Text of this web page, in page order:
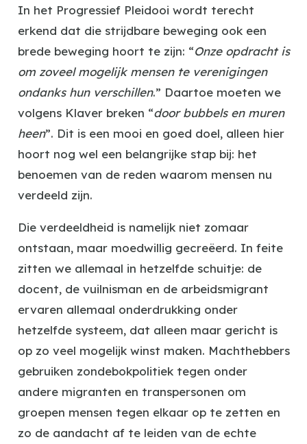
In het Progressief Pleidooi wordt terecht
erkend dat die strijdbare beweging ook een
brede beweging hoort te zijn: “Onze opdracht is
om zoveel mogelijk mensen te verenigingen
ondanks hun verschillen.” Daartoe moeten we
volgens Klaver breken “door bubbels en muren
heen”. Dit is een mooi en goed doel, alleen hier
hoort nog wel een belangrijke stap bij: het
benoemen van de reden waarom mensen nu
verdeeld zijn.
Die verdeeldheid is namelijk niet zomaar
ontstaan, maar moedwillig gecreëerd. In feite
zitten we allemaal in hetzelfde schuitje: de
docent, de vuilnisman en de arbeidsmigrant
ervaren allemaal onderdrukking onder
hetzelfde systeem, dat alleen maar gericht is
op zo veel mogelijk winst maken. Machthebbers
gebruiken zondebokpolitiek tegen onder
andere migranten en transpersonen om
groepen mensen tegen elkaar op te zetten en
zo de aandacht af te leiden van de echte